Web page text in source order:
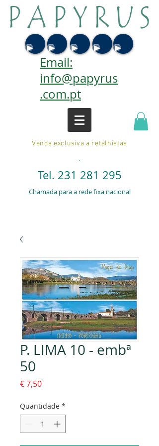
Email:
info@papyrus
.com.pt
Venda exclusiva a retalhistas
.
Tel. 231 281 295
Chamada para a rede fixa nacional
P. LIMA 10 - embª
50
€ 7,50Preço
Quantidade *